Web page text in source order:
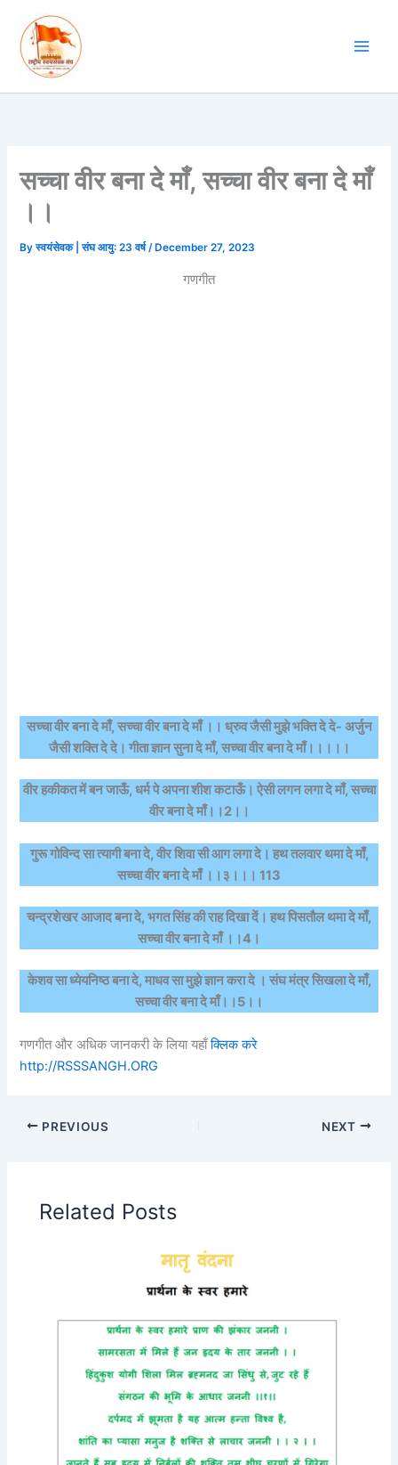
content
सच्चा वीर बना दे माँ, सच्चा वीर बना दे माँ
।।
Byस्वयंसेवक | संघ आयु: 23 वर्ष/ December 27, 2023
गणगीत
सच्चा वीर बना दे माँ, सच्चा वीर बना दे माँ ।। ध्रुव जैसी मुझे भक्ति दे दे- अर्जुन
जैसी शक्ति दे दे। गीता ज्ञान सुना दे माँ, सच्चा वीर बना दे माँ।।।।।
वीर हकीकत में बन जाऊँ, धर्म पे अपना शीश कटाऊँ। ऐसी लगन लगा दे माँ, सच्चा
वीर बना दे माँ।।2।।
गुरू गोविन्द सा त्यागी बना दे, वीर शिवा सी आग लगा दे। हथ तलवार थमा दे माँ,
सच्चा वीर बना दे माँ ।।३।।। 113
चन्द्रशेखर आजाद बना दे, भगत सिंह की राह दिखा दें। हथ पिसतौल थमा दे माँ,
सच्चा वीर बना दे माँ ।।4।
केशव सा ध्येयनिष्ठ बना दे, माधव सा मुझे ज्ञान करा दे । संघ मंत्र सिखला दे माँ,
सच्चा वीर बना दे माँ।।5।।
गणगीत और अधिक जानकरी के लिया यहाँक्लिक करे
http://RSSSANGH.ORG
PREVIOUS NEXT
Related Posts